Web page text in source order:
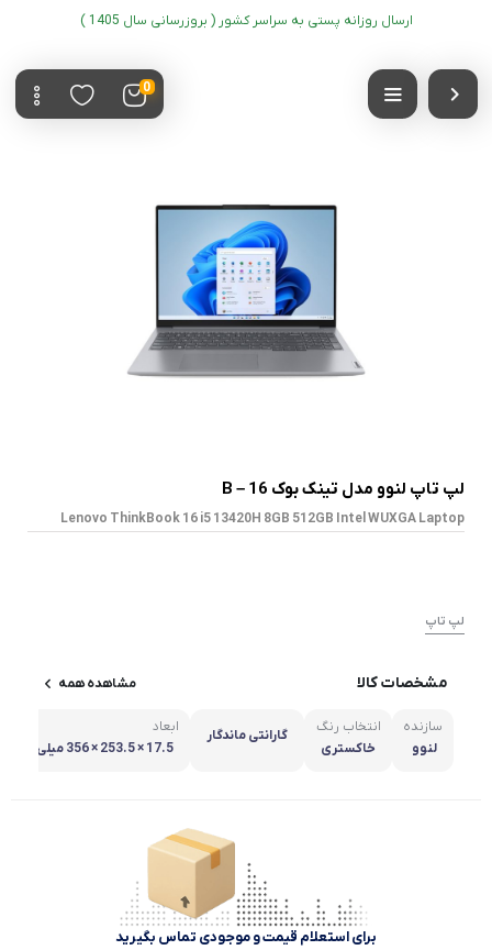
ارسال روزانه پستی به سراسر کشور ( بروزرسانی سال 1405 )
0
لپ تاپ لنوو مدل تینک بوک 16 – B
Lenovo ThinkBook 16 i5 13420H 8GB 512GB Intel WUXGA Laptop
لپ تاپ
مشخصات کالا مشاهده همه
سازنده
لنوو
انتخاب رنگ
خاکستری
گارانتی ماندگار
ابعاد
17.5 × 253.5 × 356 میلی مت
برای استعلام قیمت و موجودی تماس بگیرید